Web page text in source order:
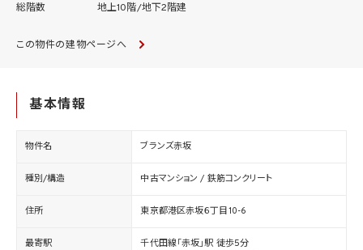
総階数
地上10階/地下2階建
この物件の建物ページへ
基本情報
物件名 ブランズ赤坂
種別/構造 中古マンション / 鉄筋コンクリート
住所 東京都港区赤坂６丁目10-6
最寄駅
千代田線「赤坂」駅 徒歩5分